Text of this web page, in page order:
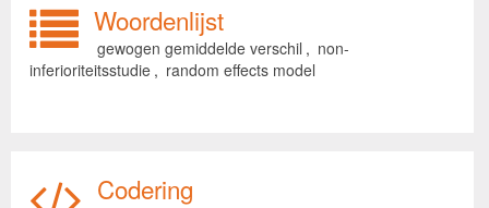
Woordenlijst
gewogen gemiddelde verschil , non-
inferioriteitsstudie , random effects model
Codering